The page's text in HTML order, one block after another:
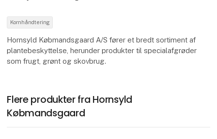
Kornhåndtering
Hornsyld Købmandsgaard A/S fører et bredt sortiment af
plantebeskyttelse, herunder produkter til specialafgrøder
som frugt, grønt og skovbrug.
Flere produkter fra Hornsyld
Købmandsgaard